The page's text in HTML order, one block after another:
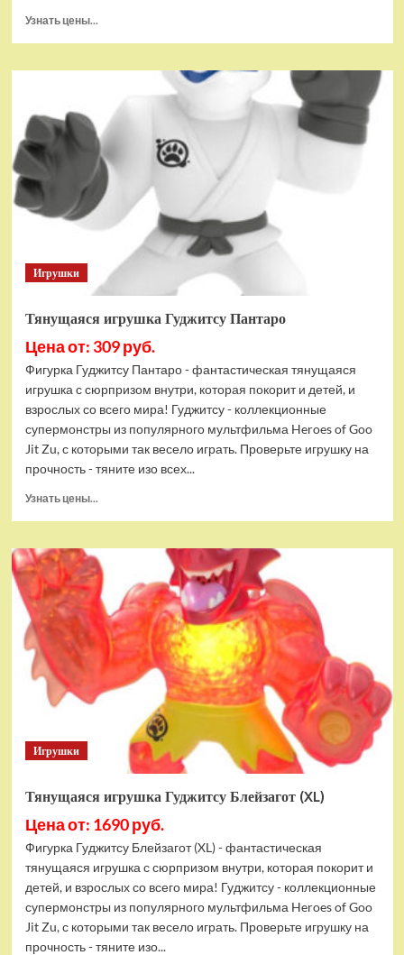
Узнать цены...
Тянущаяся
Гуджитсу
Черная
Пантера
Марвел
Игрушки
Тянущаяся игрушка Гуджитсу Пантаро
Цена от: 309 руб.
Фигурка Гуджитсу Пантаро - фантастическая тянущаяся
игрушка с сюрпризом внутри, которая покорит и детей, и
взрослых со всего мира! Гуджитсу - коллекционные
супермонстры из популярного мультфильма Heroes of Goo
Jit Zu, с которыми так весело играть. Проверьте игрушку на
прочность - тяните изо всех...
Узнать цены...
Тянущаяся
игрушка
Гуджитсу
Пантаро
Игрушки
Тянущаяся игрушка Гуджитсу Блейзагот (XL)
Цена от: 1690 руб.
Фигурка Гуджитсу Блейзагот (XL) - фантастическая
тянущаяся игрушка с сюрпризом внутри, которая покорит и
детей, и взрослых со всего мира! Гуджитсу - коллекционные
супермонстры из популярного мультфильма Heroes of Goo
Jit Zu, с которыми так весело играть. Проверьте игрушку на
прочность - тяните изо...